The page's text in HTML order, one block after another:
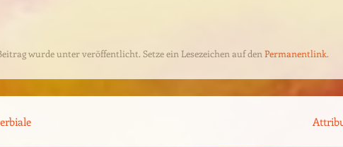
wurde unter veröffentlicht. Setze ein Lesezeichen auf den Permanentlink.